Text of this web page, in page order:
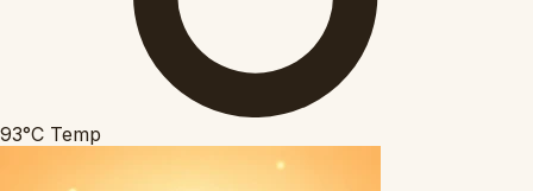
93°C Temp